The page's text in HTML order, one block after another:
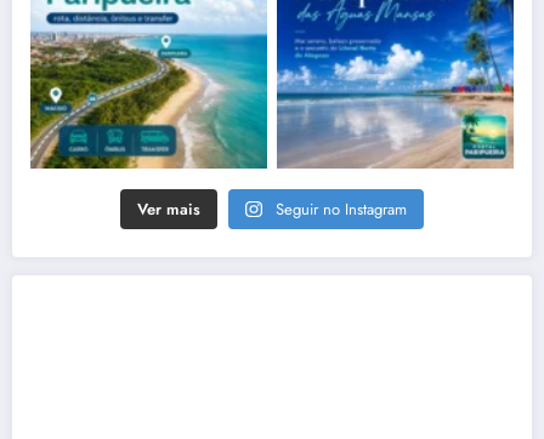
Ver mais Seguir no Instagram